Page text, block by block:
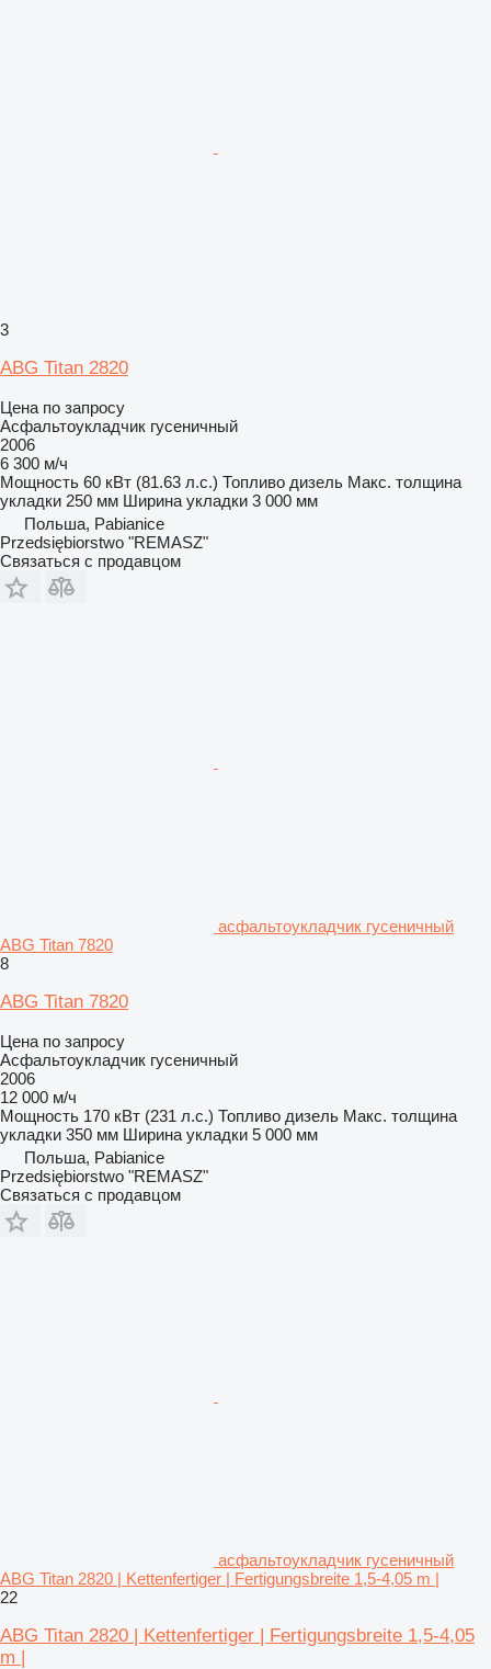
3
ABG Titan 2820
Цена по запросу
Асфальтоукладчик гусеничный
2006
6 300 м/ч
Мощность 60 кВт (81.63 л.с.) Топливо дизель Макс. толщина
укладки 250 мм Ширина укладки 3 000 мм
Польша, Pabianice
Przedsiębiorstwo "REMASZ"
Связаться с продавцом
асфальтоукладчик гусеничный
ABG Titan 7820
8
ABG Titan 7820
Цена по запросу
Асфальтоукладчик гусеничный
2006
12 000 м/ч
Мощность 170 кВт (231 л.с.) Топливо дизель Макс. толщина
укладки 350 мм Ширина укладки 5 000 мм
Польша, Pabianice
Przedsiębiorstwo "REMASZ"
Связаться с продавцом
асфальтоукладчик гусеничный
ABG Titan 2820 | Kettenfertiger | Fertigungsbreite 1,5-4,05 m |
22
ABG Titan 2820 | Kettenfertiger | Fertigungsbreite 1,5-4,05
m |